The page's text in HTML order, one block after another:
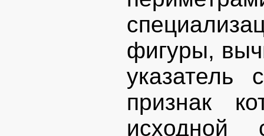
фигуры,
указатель
признак
исходной